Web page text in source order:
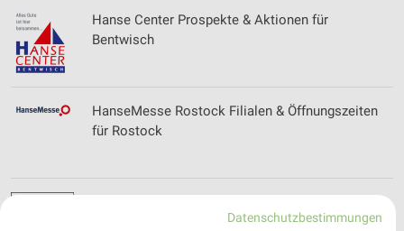
Hanse Center Prospekte & Aktionen für
Bentwisch
HanseMesse Rostock Filialen & Öffnungszeiten
für Rostock
Öffnungszeiten für BorkowDatenschutzbestimmungen